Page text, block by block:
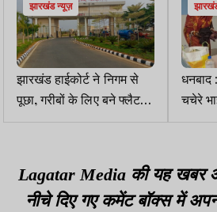
झारखंड न्यूज़
झारखंड हाईकोर्ट ने निगम से
पूछा, गरीबों के लिए बने फ्लैट
पर कैसे हो गया कब्जा
धनबाद
चचेरे
गोली,
Lagatar Media की यह खबर
नीचे दिए गए कमेंट बॉक्स में